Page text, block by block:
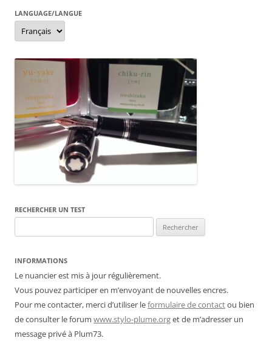
o
k
LANGUAGE/LANGUE
Language/langue
RECHERCHER UN TEST
INFORMATIONS
Le nuancier est mis à jour régulièrement.
Vous pouvez participer en m’envoyant de nouvelles encres.
Pour me contacter, merci d’utiliser leformulaire de contactou bien
de consulter le forum www.stylo-plume.orget de m’adresser un
message privé à Plum73.